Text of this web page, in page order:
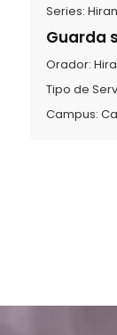
Series:
Guarda
Orador:
Tipo de
Campus: